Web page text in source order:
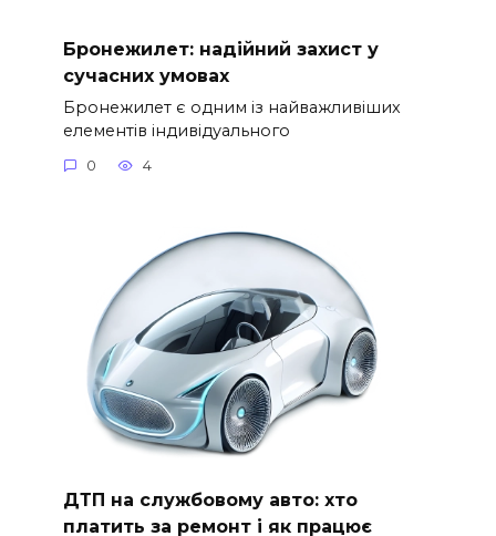
Бронежилет: надійний захист у
сучасних умовах
Бронежилет є одним із найважливіших
елементів індивідуального
0 4
ДТП на службовому авто: хто
платить за ремонт і як працює